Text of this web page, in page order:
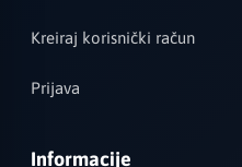
Kreiraj korisnički račun
Prijava
Informacije